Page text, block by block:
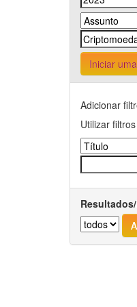
Iniciar
Adicionar
Utilizar